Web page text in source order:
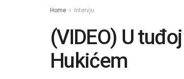
Home Intervju
(VIDEO) U
Hukićem